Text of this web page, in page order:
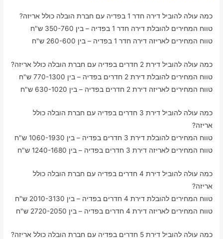
כמה עולה להוביל דירה חדר 1 בפדיה עם חברת הובלה כולל אריזה?
טווח המחירים להובלת דירה חדר 1 בפדיה – בין 350-760 ש"ח
טווח המחירים לאריזה דירה חדר 1 בפדיה – בין 260-600 ש"ח
כמה עולה להוביל דירת 2 חדרים בפדיה עם חברת הובלה כולל אריזה?
טווח המחירים להובלת דירת 2 חדרים בפדיה – בין 770-1300 ש"ח
טווח המחירים לאריזה דירת 2 חדרים בפדיה – בין 630-1020 ש"ח
כמה עולה להוביל דירת 3 חדרים בפדיה עם חברת הובלה כולל
אריזה?
טווח המחירים להובלת דירת 3 חדרים בפדיה – בין 1060-1930 ש"ח
טווח המחירים לאריזה דירת 3 חדרים בפדיה – בין 1240-1680 ש"ח
כמה עולה להוביל דירת 4 חדרים בפדיה עם חברת הובלה כולל
אריזה?
טווח המחירים להובלת דירת 4 חדרים בפדיה – בין 2010-3130 ש"ח
טווח המחירים לאריזה דירת 4 חדרים בפדיה – בין 2720-2050 ש"ח
כמה עולה להוביל דירת 5 חדרים בפדיה עם חברת הובלה כולל אריזה?